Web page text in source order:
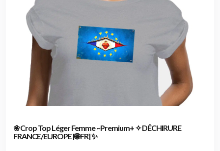
❀ Crop Top Léger Femme ~Premium+ ✧ DÉCHIRURE
FRANCE/EUROPE [🌐 FR] ✨